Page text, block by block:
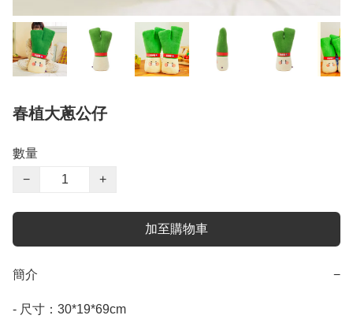
春植大蔥公仔
數量
−
+
加至購物車
簡介 −
- 尺寸：30*19*69cm